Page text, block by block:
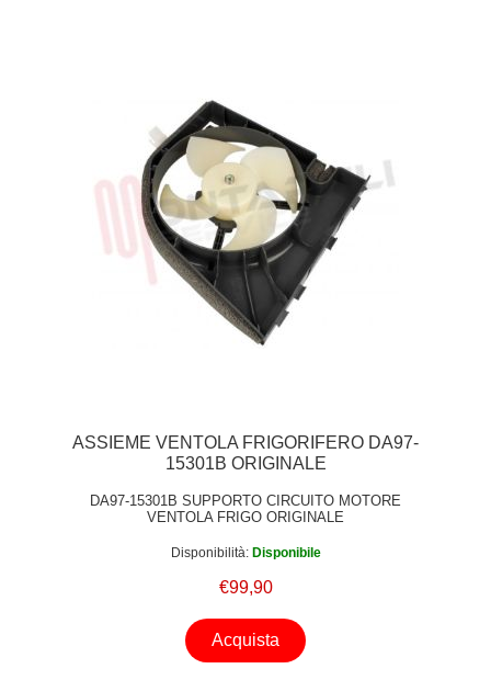
ASSIEME VENTOLA FRIGORIFERO DA97-
15301B ORIGINALE
DA97-15301B SUPPORTO CIRCUITO MOTORE
VENTOLA FRIGO ORIGINALE
Disponibilità: Disponibile
€99,90
Acquista